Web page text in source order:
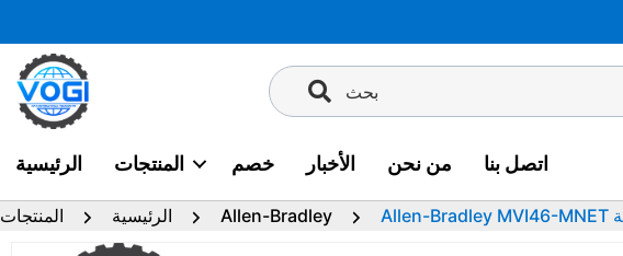
إلى
المحتوى
بحث
الرئيسية المنتجات خصم الأخبار من نحن اتصل بنا
الرئيسية المنتجات Allen-Bradley